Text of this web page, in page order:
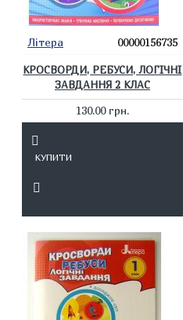
Літера 00000156735
КРОСВОРДИ, РЕБУСИ, ЛОГІЧНІ
ЗАВДАННЯ 2 КЛАС
130.00 грн.
КУПИТИ